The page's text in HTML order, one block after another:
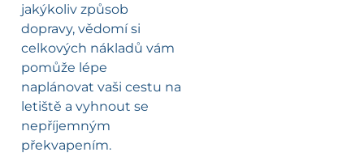
jakýkoliv způsob
dopravy, vědomí si
celkových nákladů vám
pomůže lépe
naplánovat vaši cestu na
letiště a vyhnout se
nepříjemným
překvapením.